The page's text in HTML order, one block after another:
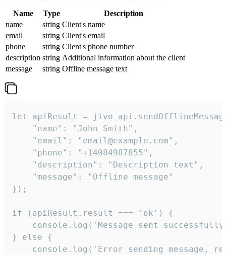
Name Type
Description
name
string Client's name
email
string Client's email
phone
string Client's phone number
description string Additional information about the client
message
string Offline message text
let apiResult =
    "name": "John Smith",
    "email": "email@example.com",
    "phone": "+14084987855",
    "description": "Description text",
    "message": "Offline message"
});
if (apiResult.result === 'ok') {
console.log('Message sent
} else {
console.log('Error sending message,